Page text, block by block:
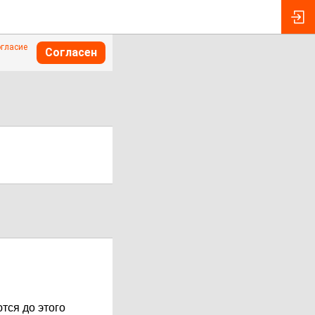
Согласен
до этого